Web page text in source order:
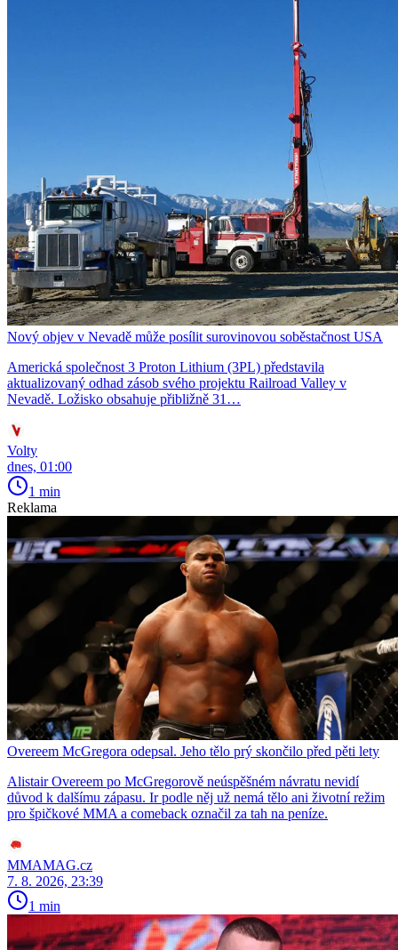
Nový objev v Nevadě může posílit surovinovou soběstačnost USA
Americká společnost 3 Proton Lithium (3PL) představila
aktualizovaný odhad zásob svého projektu Railroad Valley v
Nevadě. Ložisko obsahuje přibližně 31…
Volty
dnes, 01:00
1 min
Reklama
Overeem McGregora odepsal. Jeho tělo prý skončilo před pěti lety
Alistair Overeem po McGregorově neúspěšném návratu nevidí
důvod k dalšímu zápasu. Ir podle něj už nemá tělo ani životní režim
pro špičkové MMA a comeback označil za tah na peníze.
MMAMAG.cz
7. 8. 2026, 23:39
1 min